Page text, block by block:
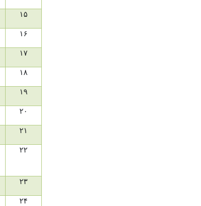
۱۵
۱۶
۱۷
۱۸
۱۹
۲۰
۲۱
۲۲
۲۳
۲۴